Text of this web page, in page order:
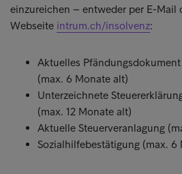
einzureichen – entweder per E-Mail
Webseite intrum.ch/insolvenz:
Aktuelles
(max. 6 Monate alt)
Unterzeichnete
(max. 12 Monate alt)
Aktuelle Steuerveranlagung
Sozialhilfebestätigung (max. 6